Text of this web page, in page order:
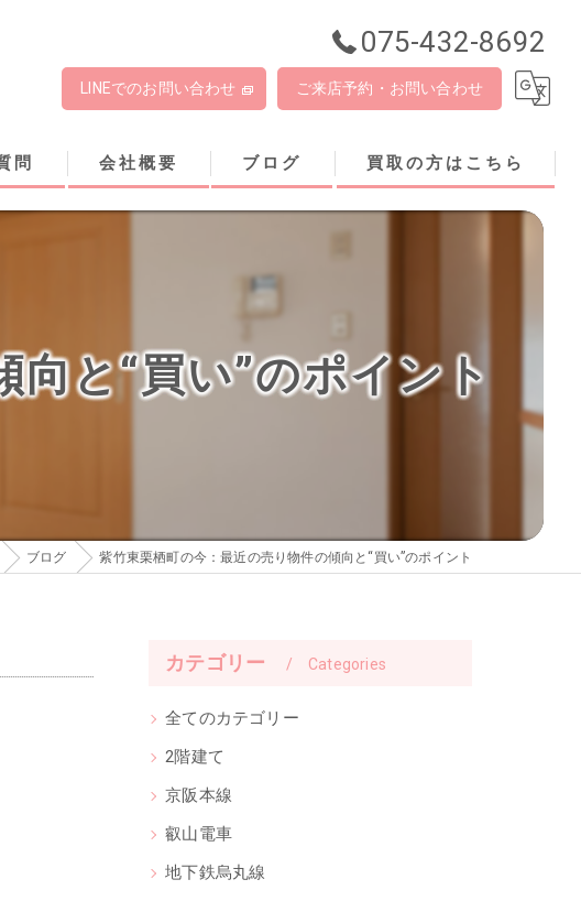
075-432-8692
LINEでのお問い合わせ ご来店予約・お問い合わせ
問 会社概要 ブログ 買取の方はこちら
と“買い”のポイント
ブログ 紫竹東栗栖町の今：最近の売り物件の傾向と“買い”のポイント
カテゴリー Categories
全てのカテゴリー
2階建て
京阪本線
叡山電車
地下鉄烏丸線